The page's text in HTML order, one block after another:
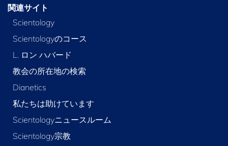
関連サイト
Scientology
Scientologyのコース
L. ロン ハバード
教会の所在地の検索
Dianetics
私たちは助けています
Scientologyニュースルーム
Scientology宗教